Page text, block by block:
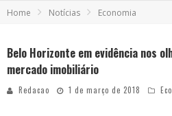
Home Notícias Economia
Belo Horizonte em evidência nos
mercado imobiliário
Redacao 1 de março de 2018